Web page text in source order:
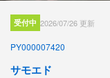
受付中 2026/07/26 更新
PY000007420
サモエド